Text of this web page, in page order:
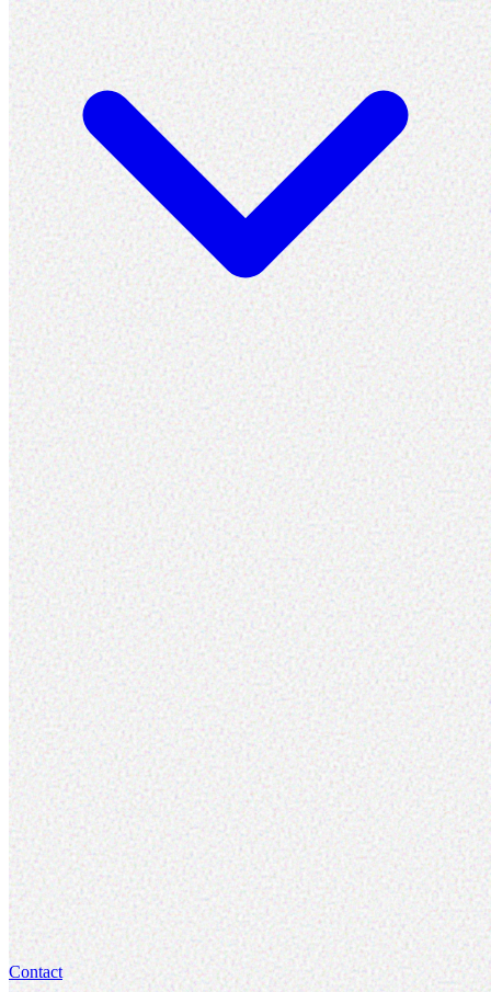
Contact